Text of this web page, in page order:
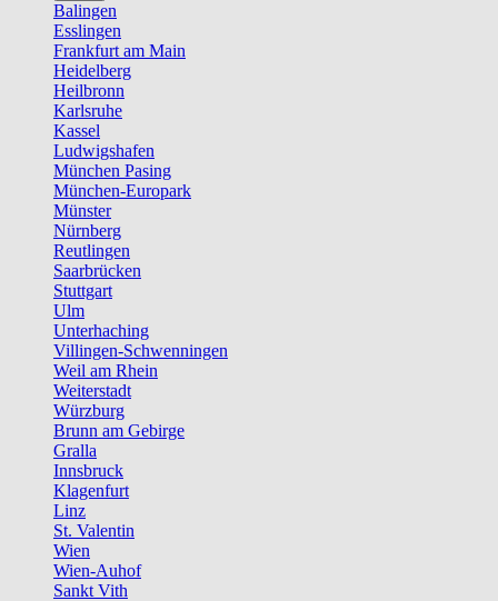
Balingen
Esslingen
Frankfurt am Main
Heidelberg
Heilbronn
Karlsruhe
Kassel
Ludwigshafen
München Pasing
München-Europark
Münster
Nürnberg
Reutlingen
Saarbrücken
Stuttgart
Ulm
Unterhaching
Villingen-Schwenningen
Weil am Rhein
Weiterstadt
Würzburg
Brunn am Gebirge
Gralla
Innsbruck
Klagenfurt
Linz
St. Valentin
Wien
Wien-Auhof
Sankt Vith